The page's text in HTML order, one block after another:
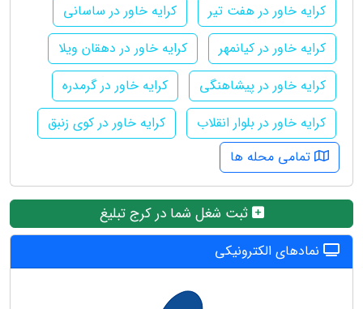
کرایه خاور در هفت تیر
کرایه خاور در ساسانی
کرایه خاور در کیانمهر
کرایه خاور در دهقان ویلا
کرایه خاور در پیشاهنگی
کرایه خاور در گرمدره
کرایه خاور در بلوار انقلاب
کرایه خاور در کوی زنبق
تمامی محله ها
ثبت شغل شما در کرج تبلیغ
نمادهای الکترونیکی